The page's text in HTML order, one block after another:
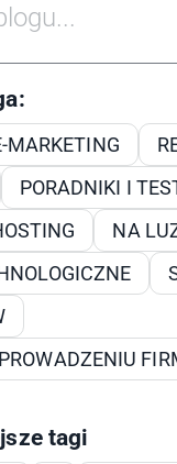
MARKETING
PORADNIKI I
NA
tagi